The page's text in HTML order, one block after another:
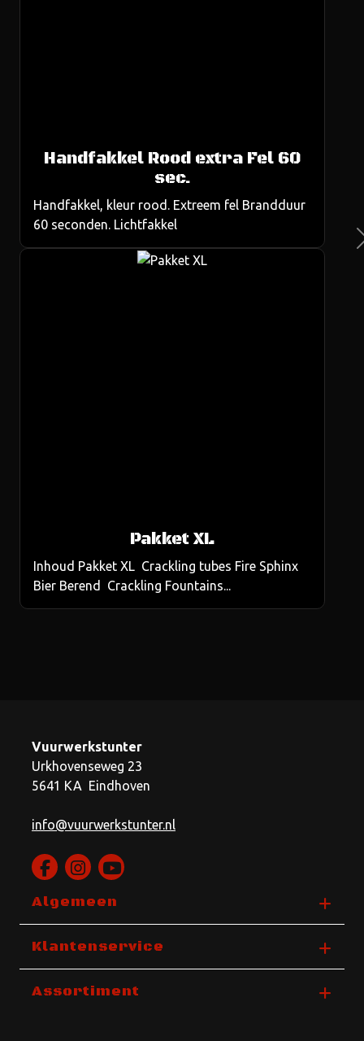
Handfakkel Rood extra Fel 60
sec.
Handfakkel, kleur rood. Extreem fel Brandduur
60 seconden. Lichtfakkel
Pakket XL
Inhoud Pakket XL Crackling tubes Fire Sphinx
Bier Berend Crackling Fountains...
Vuurwerkstunter
Urkhovenseweg 23
5641 KA Eindhoven
info@vuurwerkstunter.nl
Algemeen
Klantenservice
Assortiment